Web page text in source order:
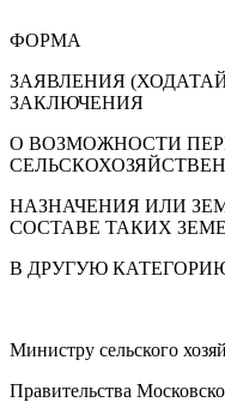
ФОРМА
ЗАЯВЛЕНИЯ
ЗАКЛЮЧЕНИЯ
О ВОЗМОЖНОСТИ
НАЗНАЧЕНИЯ ИЛИ
СОСТАВЕ ТАКИХ
В ДРУГУЮ
Министру сельского
Правительства